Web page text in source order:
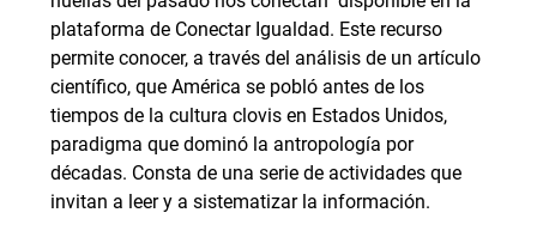
plataforma de Conectar Igualdad. Este recurso
permite conocer, a través del análisis de un artículo
científico, que América se pobló antes de los
tiempos de la cultura clovis en Estados Unidos,
paradigma que dominó la antropología por
décadas. Consta de una serie de actividades que
invitan a leer y a sistematizar la información.